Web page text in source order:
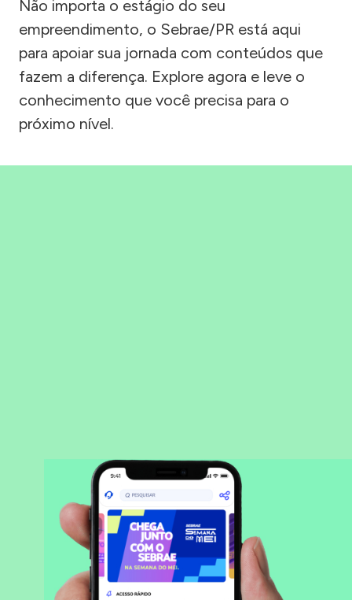
Não importa o estágio do seu
empreendimento, o Sebrae/PR está aqui
para apoiar sua jornada com conteúdos que
fazem a diferença. Explore agora e leve o
conhecimento que você precisa para o
próximo nível.